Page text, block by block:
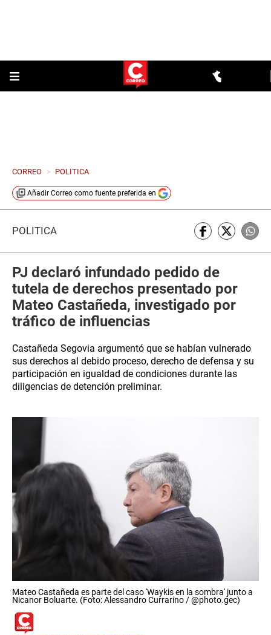
CORREO > POLITICA
Añadir Correo como fuente preferida en
POLÍTICA
PJ declaró infundado pedido de
tutela de derechos presentado por
Mateo Castañeda, investigado por
tráfico de influencias
Castañeda Segovia argumentó que se habían vulnerado
sus derechos al debido proceso, derecho de defensa y su
participación en igualdad de condiciones durante las
diligencias de detención preliminar.
Mateo Castañeda es parte del caso 'Waykis en la sombra' junto a
Nicanor Boluarte. (Foto: Alessandro Currarino / @photo.gec)